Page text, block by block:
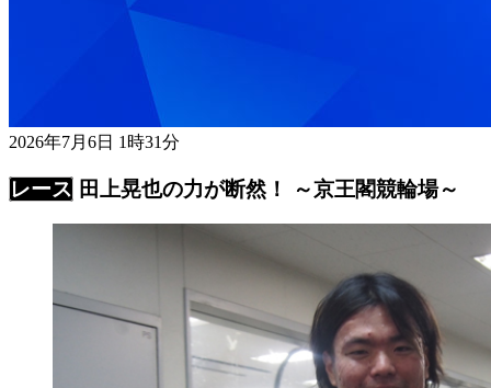
2026年7月6日 1時31分
田上晃也の力が断然！ ～京王閣競輪場～